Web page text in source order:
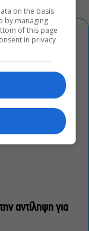
αντίληψη για
on the basis
by managing
of this page
in privacy